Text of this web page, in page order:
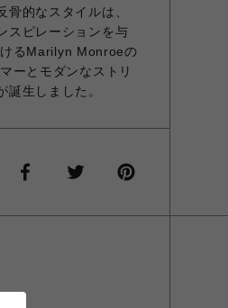
的なスタイルは、
スピレーションを与
るMarilyn Monroeの
ーとモダンなストリ
生しました。